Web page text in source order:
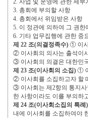
2. 사업 및 운영에 관한 세부
3. 총회에 부의할 사항
4. 총회에서 위임받은 사항
5. 이 정관에 의하여 그 권한
6. 기타 업무집행에 관한 중
제 22 조(의결정족수) ① 이
② 이사회의 의사는 출석이
③ 이사회의 의결은 대한민
제 23 조(이사회의 소집) ①
② 이사회를 소집하고자 할
③ 이사회는 제 2항의 통지
한 사항이라도 이를 부의하
제 24 조(이사회소집의 특례 )
내에 이사회를 소집하여야